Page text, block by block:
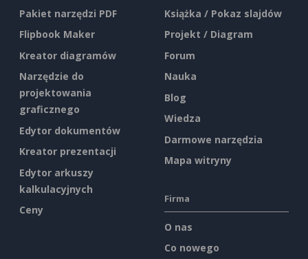
Pakiet narzędzi PDF
Flipbook Maker
Kreator diagramów
Narzędzie do
projektowania
graficznego
Edytor dokumentów
Kreator prezentacji
Edytor arkuszy
kalkulacyjnych
Ceny
Książka / Pokaz slajdów
Projekt / Diagram
Forum
Nauka
Blog
Wiedza
Darmowe narzędzia
Mapa witryny
Firma
O nas
Co nowego